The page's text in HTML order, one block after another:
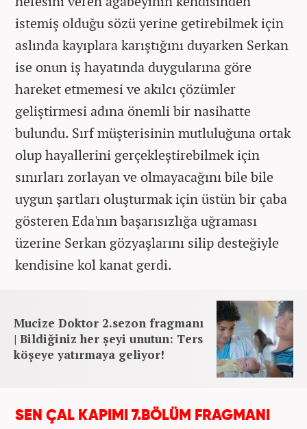
istemiş olduğu sözü yerine getirebilmek için
aslında kayıplara karıştığını duyarken Serkan
ise onun iş hayatında duygularına göre
hareket etmemesi ve akılcı çözümler
geliştirmesi adına önemli bir nasihatte
bulundu. Sırf müşterisinin mutluluğuna ortak
olup hayallerini gerçekleştirebilmek için
sınırları zorlayan ve olmayacağını bile bile
uygun şartları oluşturmak için üstün bir çaba
gösteren Eda'nın başarısızlığa uğraması
üzerine Serkan gözyaşlarını silip desteğiyle
kendisine kol kanat gerdi.
Mucize Doktor 2.sezon fragmanı
| Bildiğiniz her şeyi unutun: Ters
köşeye yatırmaya geliyor!
SEN ÇAL KAPIMI 7.BÖLÜM FRAGMANI